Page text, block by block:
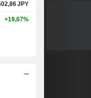
JPY
+19,67%